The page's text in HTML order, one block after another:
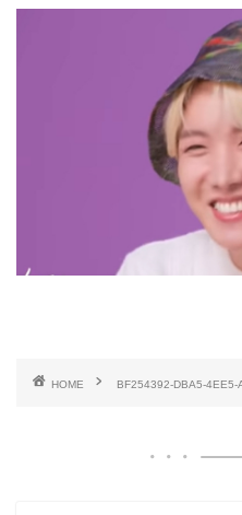
HOME BF254392-DBA5-4EE5-